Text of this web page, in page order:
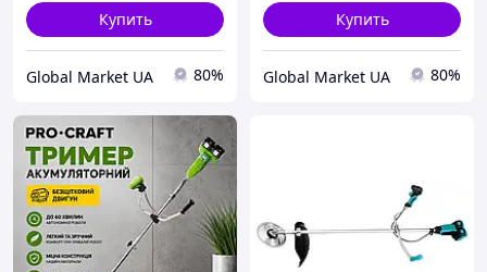
Купить
Global Market UA 80%
Купить
Global Market UA 80%